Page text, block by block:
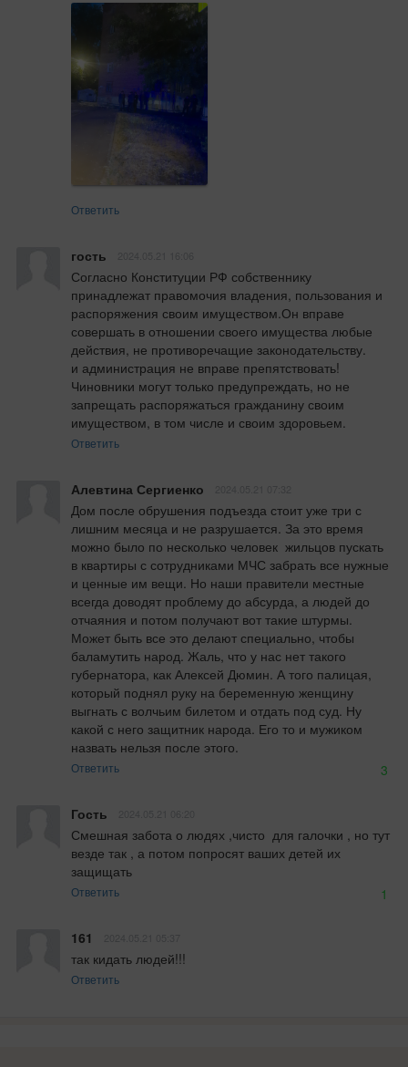
Ответить
гость
Согласно Конституции РФ собственнику
принадлежат правомочия владения, пользования и
распоряжения своим имуществом.Он вправе
совершать в отношении своего имущества любые
действия, не противоречащие законодательству.
и администрация не вправе препятствовать!
Чиновники могут только предупреждать, но не
запрещать распоряжаться гражданину своим
имуществом, в том числе и своим здоровьем.
Ответить
Алевтина Сергиенко
Дом после обрушения подъезда стоит уже три с
лишним месяца и не разрушается. За это время
можно было по несколько человек  жильцов пускать
в квартиры с сотрудниками МЧС забрать все нужные
и ценные им вещи. Но наши правители местные
всегда доводят проблему до абсурда, а людей до
отчаяния и потом получают вот такие штурмы.
Может быть все это делают специально, чтобы
баламутить народ. Жаль, что у нас нет такого
губернатора, как Алексей Дюмин. А того палицая,
который поднял руку на беременную женщину
выгнать с волчьим билетом и отдать под суд. Ну
какой с него защитник народа. Его то и мужиком
назвать нельзя после этого.
Ответить 3
Гость
Смешная забота о людях ,чисто  для галочки , но тут
везде так , а потом попросят ваших детей их
защищать
Ответить 1
161
так кидать людей!!!
Ответить